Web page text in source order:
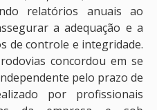
relatórios anuais ao
a adequação e a
de controle e integridade.
concordou em se
pelo prazo de
por profissionais